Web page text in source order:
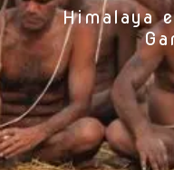
Himalaya